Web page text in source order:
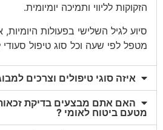
הזקוקות לליווי ותמיכה יומיומית.
סיוע לגיל השלישי בפעולות היומיות,
מטפל לפי שעה וכל סוג טיפול
איזה סוגי טיפולים וצרכים
האם אתם מבצעים בדיקת
מטעם ביטוח לאומי ?